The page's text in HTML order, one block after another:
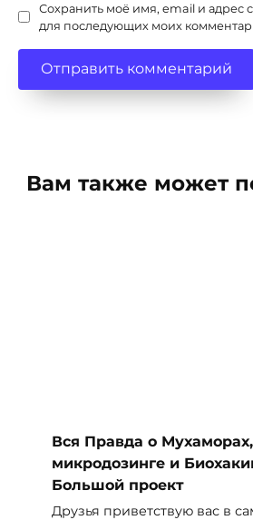
Сохранить моё имя, email и адрес
для последующих моих
Вам также может
Вся Правда о Мухаморах,
микродозинге и
Большой проект
Друзья приветствую вас в